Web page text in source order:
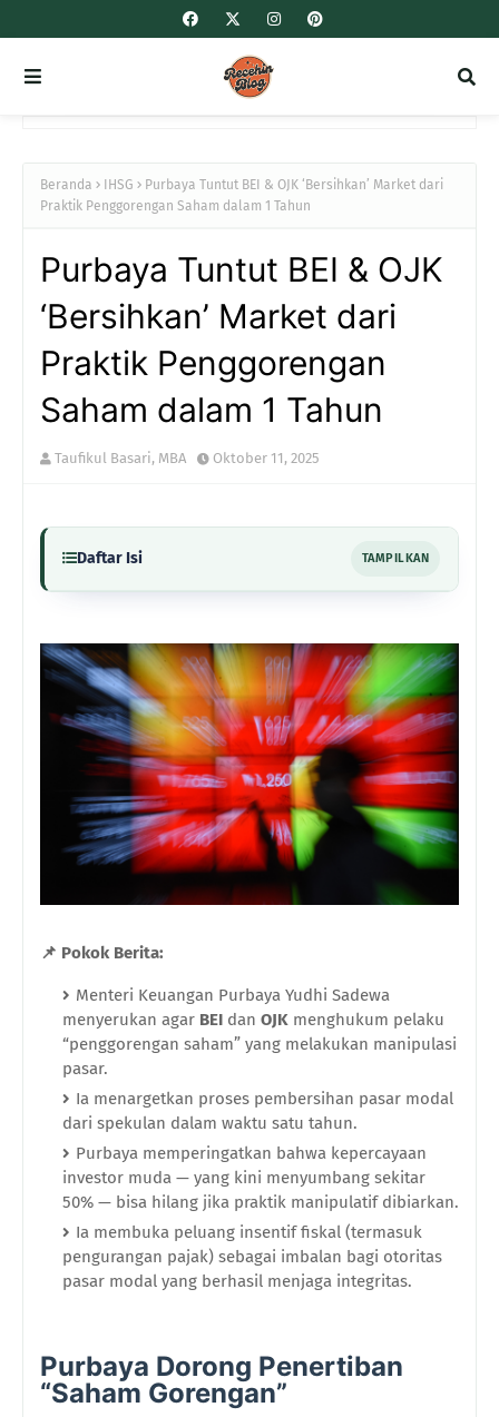
Beranda IHSG
Purbaya Tuntut BEI & OJK ‘Bersihkan’ Market dari
Praktik Penggorengan Saham dalam 1 Tahun
Purbaya Tuntut BEI & OJK
‘Bersihkan’ Market dari
Praktik Penggorengan
Saham dalam 1 Tahun
Taufikul Basari, MBA Oktober 11, 2025
Daftar Isi TAMPILKAN
📌 Pokok Berita:
Menteri Keuangan Purbaya Yudhi Sadewa
menyerukan agar BEI dan OJK menghukum pelaku
“penggorengan saham” yang melakukan manipulasi
pasar.
Ia menargetkan proses pembersihan pasar modal
dari spekulan dalam waktu satu tahun.
Purbaya memperingatkan bahwa kepercayaan
investor muda — yang kini menyumbang sekitar
50% — bisa hilang jika praktik manipulatif dibiarkan.
Ia membuka peluang insentif fiskal (termasuk
pengurangan pajak) sebagai imbalan bagi otoritas
pasar modal yang berhasil menjaga integritas.
Purbaya Dorong Penertiban
“Saham Gorengan”